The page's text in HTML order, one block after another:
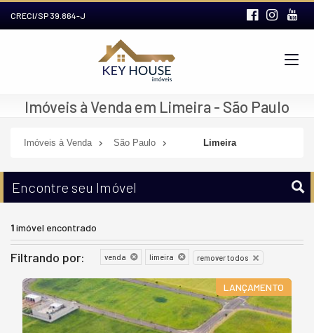
CRECI/SP 39.864-J
Imóveis à Venda em Limeira - São Paulo
Imóveis à Venda São Paulo Limeira
Encontre seu Imóvel
1imóvel encontrado
Filtrando por: venda limeira remover todos
LANÇAMENTO